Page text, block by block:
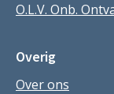
O.L.V. Onb.
Overig
Over ons